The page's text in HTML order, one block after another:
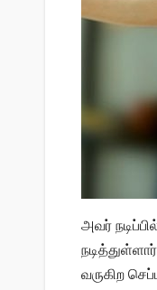
அவர்
வருகிற